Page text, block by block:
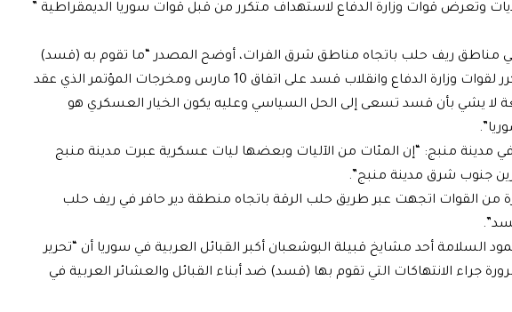
وتعرض قوات وزارة الدفاع لاستهداف متكرر من قبل قوات سوريا الديمقراطية ”
مناطق ريف حلب باتجاه مناطق شرق الفرات، أوضح المصدر “ما تقوم به (قسد)
من اعتداءات واستهداف متكرر لقوات وزارة الدفاع وانقلاب قسد على اتفاق 10 مارس ومخرجات المؤتمر الذي عقد
لا يشي بأن قسد تسعى إلى الحل السياسي وعليه يكون الخيار العسكري هو
مدينة منبج: “إن المئات من الآليات وبعضها ليات عسكرية عبرت مدينة منبج
جنوب شرق مدينة منبج”.
من القوات اتجهت عبر طريق حلب الرقة باتجاه منطقة دير حافر في ريف حلب
السلامة أحد مشايخ قبيلة البوشعبان أكبر القبائل العربية في سوريا أن “تحرير
جراء الانتهاكات التي تقوم بها (قسد) ضد أبناء القبائل والعشائر العربية في